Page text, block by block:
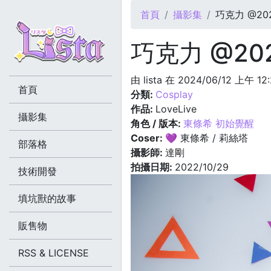
您在這裡
首頁 攝影集 巧克力
巧克力
由 lista 在 2024/06/12 上午
分類: Cosplay
作品: LoveLive
角色 / 版本: 東條希 初始覺醒
Coser: 💜 東條希 / 莉絲塔
攝影師: 達剛
拍攝日期: 2022/10/29
首頁
攝影集
部落格
技術開發
填坑獸的故事
販售物
RSS & LICENSE